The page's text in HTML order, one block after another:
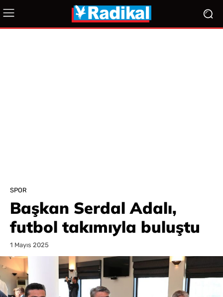
SPOR
Başkan Serdal Adalı,
futbol takımıyla buluştu
1 Mayıs 2025